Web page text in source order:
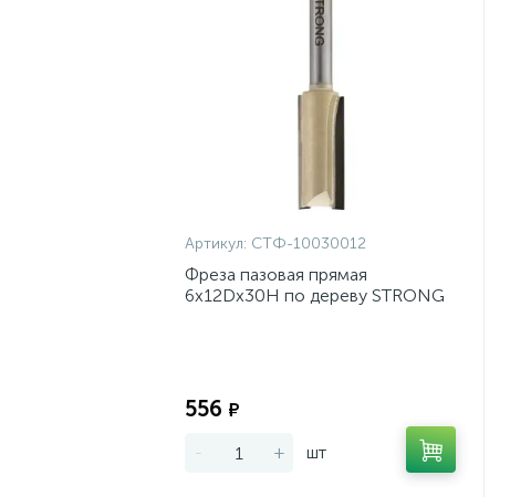
Артикул: СТФ-10030012
Фреза пазовая прямая
6x12Dx30H по дереву STRONG
556 ₽
- + шт